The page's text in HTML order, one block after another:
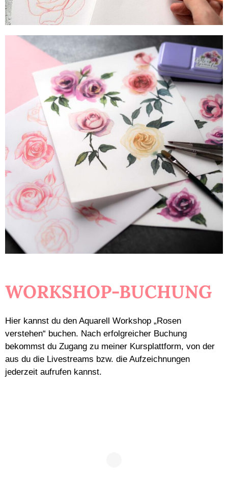
WORKSHOP-BUCHUNG
Hier kannst du den Aquarell Workshop „Rosen
verstehen“ buchen. Nach erfolgreicher Buchung
bekommst du Zugang zu meiner Kursplattform, von der
aus du die Livestreams bzw. die Aufzeichnungen
jederzeit aufrufen kannst.